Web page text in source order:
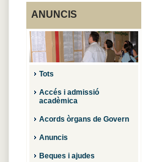
ANUNCIS
Tots
Accés i admissió
acadèmica
Acords òrgans de Govern
Anuncis
Beques i ajudes